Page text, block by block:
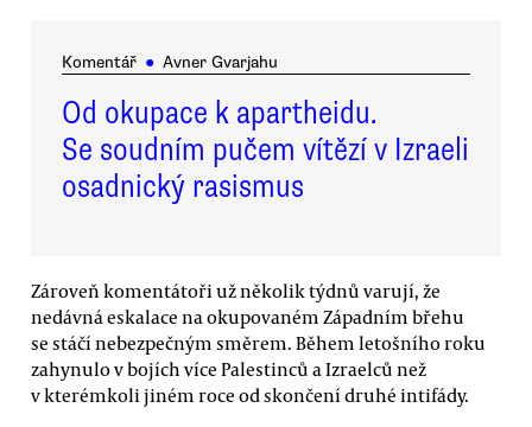
Komentář ● Avner Gvarjahu
Od okupace k apartheidu.
Se soudním pučem vítězí v Izraeli
osadnický rasismus
Zároveň komentátoři už několik týdnů varují, že
nedávná eskalace na okupovaném Západním břehu
se stáčí nebezpečným směrem. Během letošního roku
zahynulo v bojích více Palestinců a Izraelců než
v kterémkoli jiném roce od skončení druhé intifády.